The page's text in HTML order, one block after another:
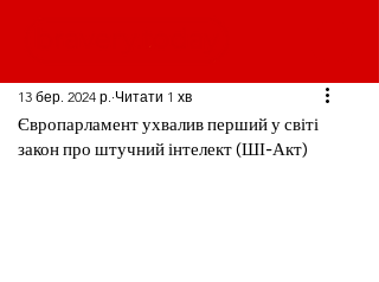
Європарламент ухвалив перший у світі
закон про штучний інтелект (ШІ-Акт)
13 бер. 2024 р. Читати 1 хв